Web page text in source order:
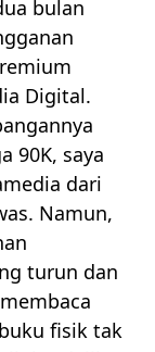
bulan
Digital.
90K, saya
dari
Namun,
turun dan
fisik tak